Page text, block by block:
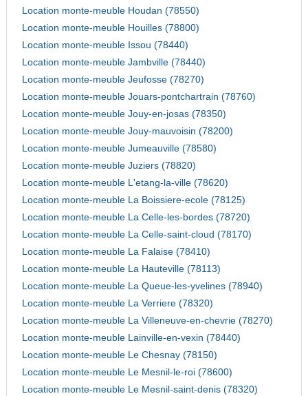
Location monte-meuble Houdan (78550)
Location monte-meuble Houilles (78800)
Location monte-meuble Issou (78440)
Location monte-meuble Jambville (78440)
Location monte-meuble Jeufosse (78270)
Location monte-meuble Jouars-pontchartrain (78760)
Location monte-meuble Jouy-en-josas (78350)
Location monte-meuble Jouy-mauvoisin (78200)
Location monte-meuble Jumeauville (78580)
Location monte-meuble Juziers (78820)
Location monte-meuble L'etang-la-ville (78620)
Location monte-meuble La Boissiere-ecole (78125)
Location monte-meuble La Celle-les-bordes (78720)
Location monte-meuble La Celle-saint-cloud (78170)
Location monte-meuble La Falaise (78410)
Location monte-meuble La Hauteville (78113)
Location monte-meuble La Queue-les-yvelines (78940)
Location monte-meuble La Verriere (78320)
Location monte-meuble La Villeneuve-en-chevrie (78270)
Location monte-meuble Lainville-en-vexin (78440)
Location monte-meuble Le Chesnay (78150)
Location monte-meuble Le Mesnil-le-roi (78600)
Location monte-meuble Le Mesnil-saint-denis (78320)